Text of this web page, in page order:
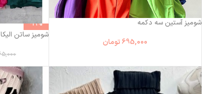
شومیز آستین سه دکمه
695,000 تومان
-19%
شومیز ساتن الیکا